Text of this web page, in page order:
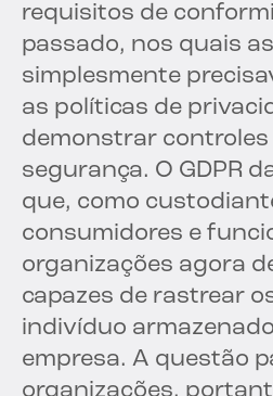
requisitos de
passado, nos quais
simplesmente
as políticas de
demonstrar controles
segurança. O GDPR
que, como
consumidores e
organizações agora
capazes de rastrear
indivíduo
empresa. A questão